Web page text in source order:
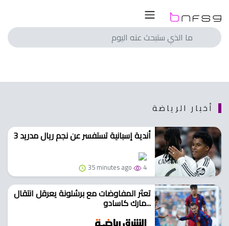
أخبار الرياضة
3 أندية إسبانية تستفسر عن نجم ريال مدريد
35 minutes ago 4
تعثر المفاوضات مع برشلونة يعرقل انتقال
مارك كاسادو...